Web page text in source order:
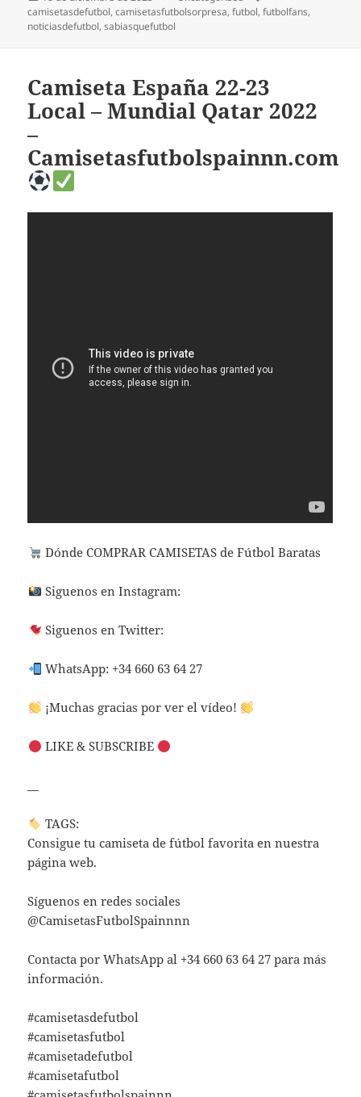
el
camisetasdefutbol,camisetasfutbolsorpresa,futbol,futbolfans,
noticiasdefutbol,sabiasquefutbol
Camiseta España 22-23
Local – Mundial Qatar 2022
–
Camisetasfutbolspainnn.com
Dónde COMPRAR CAMISETAS de Fútbol Baratas
Siguenos en Instagram:
Siguenos en Twitter:
WhatsApp: +34 660 63 64 27
¡Muchas gracias por ver el vídeo!
LIKE & SUBSCRIBE
TAGS:
Consigue tu camiseta de fútbol favorita en nuestra
página web.
Síguenos en redes sociales
@CamisetasFutbolSpainnnn
Contacta por WhatsApp al +34 660 63 64 27 para más
información.
#camisetasdefutbol
#camisetasfutbol
#camisetadefutbol
#camisetafutbol